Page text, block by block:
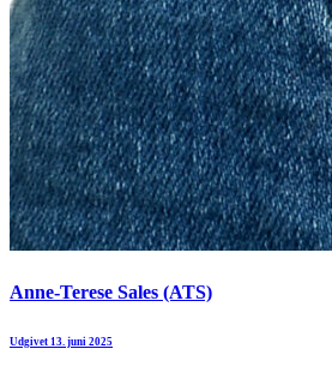
Anne-Terese Sales (ATS)
Udgivet 13. juni 2025